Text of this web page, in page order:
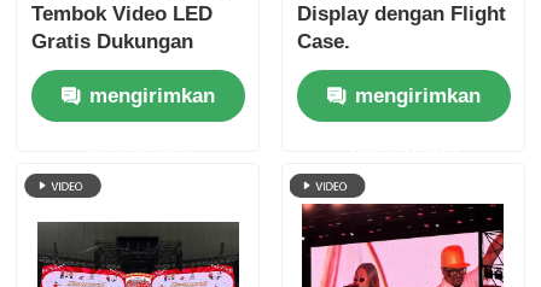
Tembok Video LED
Gratis Dukungan
Teknis & Pengiriman
Globalmengirimkan
Display dengan Flight
Case.
mengirimkan